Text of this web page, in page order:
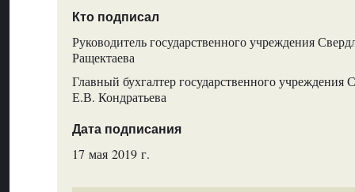
Кто подписал
Руководитель государственного учреждения
Ращектаева
Главный бухгалтер государственного учреждения
Е.В. Кондратьева
Дата подписания
17 мая 2019 г.